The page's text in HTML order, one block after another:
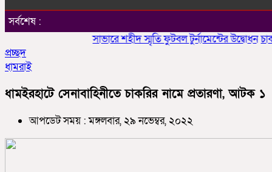
সর্বশেষ :
সাভারে শহীদ স্মৃতি ফুটবল টুর্নামেন্টের উদ্বোধন
প্রচ্ছদ
ধামরাই
ধামইরহাটে সেনাবাহিনীতে চাকরির নামে প্রতারণা, আটক ১
আপডেট সময় : মঙ্গলবার, ২৯ নভেম্বর, ২০২২